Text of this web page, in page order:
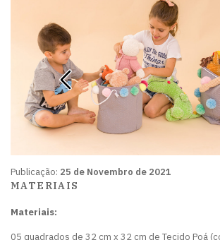
Publicação: 25 de Novembro de 2021
MATERIAIS
Materiais:
05 quadrados de 32 cm x 32 cm de Tecido Poá